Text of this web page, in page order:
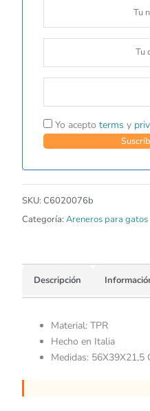
Yo acepto terms y
SKU: C6020076b
Categoría: Areneros para gatos
Descripción
Material: TPR
Hecho en Italia
Medidas: 56X39X21,5